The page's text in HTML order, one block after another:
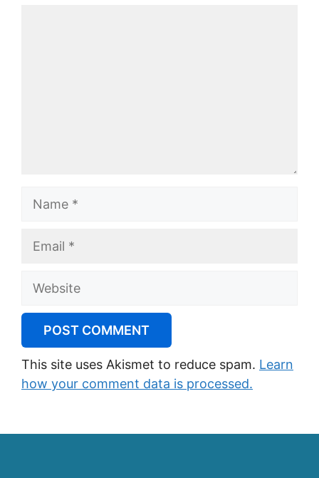
Website
This site uses Akismet to reduce spam. Learn
how your comment data is processed.